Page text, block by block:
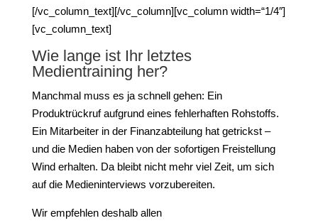
[/vc_column_text][/vc_column][vc_column width=“1/4″]
[vc_column_text]
Wie lange ist Ihr letztes
Medientraining her?
Manchmal muss es ja schnell gehen: Ein
Produktrückruf aufgrund eines fehlerhaften Rohstoffs.
Ein Mitarbeiter in der Finanzabteilung hat getrickst –
und die Medien haben von der sofortigen Freistellung
Wind erhalten. Da bleibt nicht mehr viel Zeit, um sich
auf die Medieninterviews vorzubereiten.
Wir empfehlen deshalb allen